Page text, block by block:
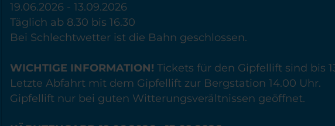
19.06.2026 - 13.09.2026
Täglich ab 8.30 bis 16.30
Bei Schlechtwetter ist die Bahn geschlossen.
WICHTIGE INFORMATION! Tickets für den Gipfellift sind bis
Letzte Abfahrt mit dem Gipfellift zur Bergstation 14.00 Uhr.
Gipfellift nur bei guten Witterungsverältnissen geöffnet.